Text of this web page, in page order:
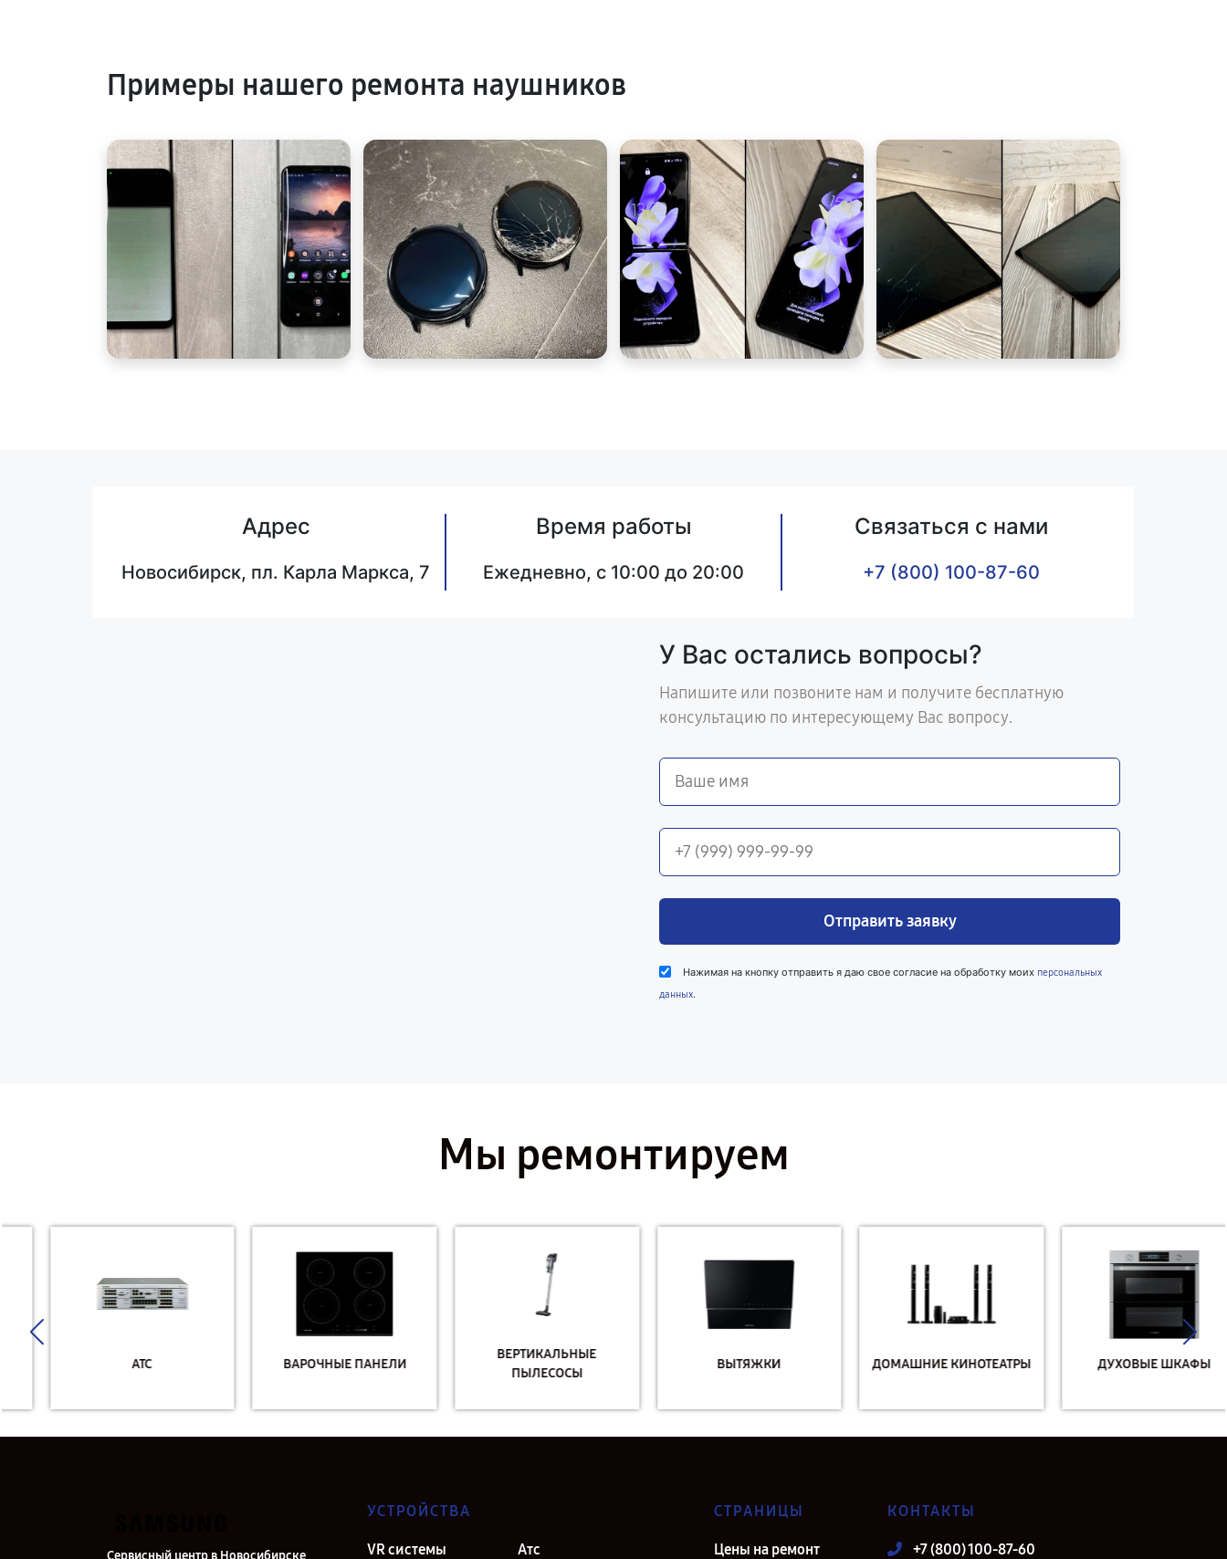
Примеры нашего ремонта наушников
Адрес
Новосибирск, пл. Карла Маркса, 7
Время работы
Ежедневно, с 10:00 до 20:00
Связаться с нами
+7 (800) 100-87-60
У Вас остались вопросы?
Напишите или позвоните нам и получите бесплатную
консультацию по интересующему Вас вопросу.
Отправить заявку
Нажимая на кнопку отправить я даю свое согласие на обработку моих персональных
данных.
Мы ремонтируем
ВАРОЧНЫЕ ПАНЕЛИ
ВЕРТИКАЛЬНЫЕ
ПЫЛЕСОСЫ
ВЫТЯЖКИ ДОМАШНИЕ КИНОТЕАТРЫ ДУХОВЫЕ ШКАФЫ
Сервисный центр в Новосибирске
УСТРОЙСТВА
VR системы Атс
СТРАНИЦЫ
Цены на ремонт
КОНТАКТЫ
+7 (800) 100-87-60